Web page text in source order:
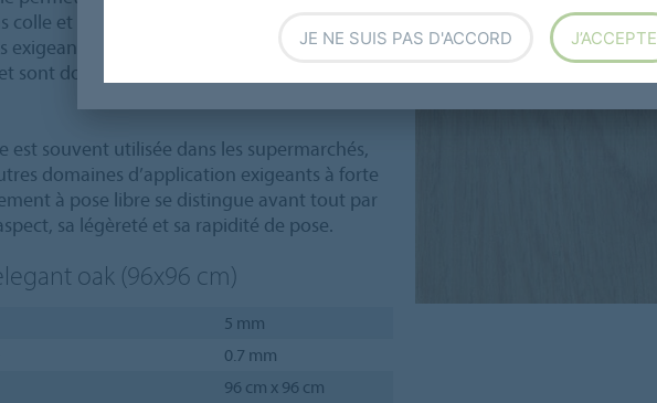
colle et peut être utilisé dans les
Les sols Allura Puzzle sont
sont donc parfaitement adaptés à
est souvent utilisée dans les supermarchés,
domaines d’application exigeants à forte
à pose libre se distingue avant tout par
sa légèreté et sa rapidité de pose.
oak (96x96 cm)
5 mm
0.7 mm
96 cm x 96 cm
JE NE SUIS PAS D'ACCORD J’ACCEPTE